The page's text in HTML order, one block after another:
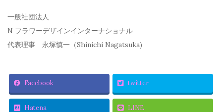
一般社団法人
N フラワーデザインインターナショナル
代表理事 永塚慎一（Shinichi Nagatsuka)
Facebook twitter
Hatena LINE